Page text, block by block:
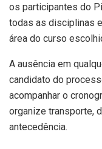
os participantes do
todas as disciplinas
área do curso
A ausência em
candidato do
acompanhar o
organize transporte,
antecedência.